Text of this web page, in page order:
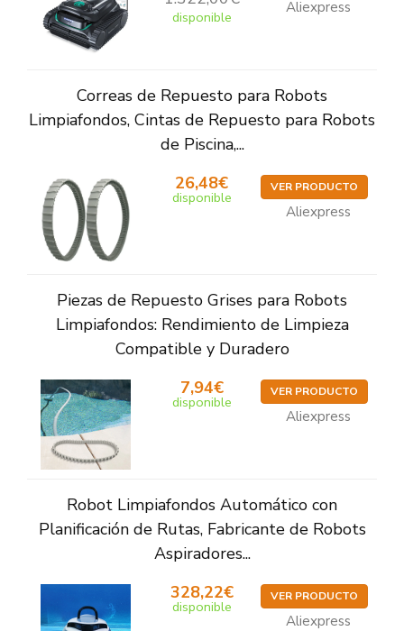
disponible
Aliexpress
Correas de Repuesto para Robots
Limpiafondos, Cintas de Repuesto para Robots
de Piscina,...
26,48€
disponible
VER PRODUCTO
Aliexpress
Piezas de Repuesto Grises para Robots
Limpiafondos: Rendimiento de Limpieza
Compatible y Duradero
7,94€
disponible
VER PRODUCTO
Aliexpress
Robot Limpiafondos Automático con
Planificación de Rutas, Fabricante de Robots
Aspiradores...
328,22€
disponible
VER PRODUCTO
Aliexpress